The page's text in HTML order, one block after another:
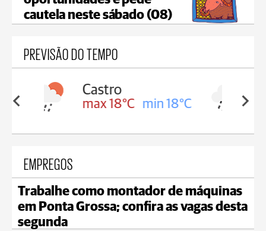
cautela neste sábado (08)
PREVISÃO DO TEMPO
18°C
Carambeí
max 18°C min 17°C
EMPREGOS
Trabalhe como montador de máquinas
em Ponta Grossa; confira as vagas desta
segunda